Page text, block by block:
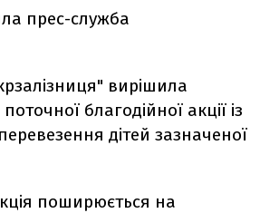
прес-служба
вирішила
благодійної акції із
дітей зазначеної
поширюється на